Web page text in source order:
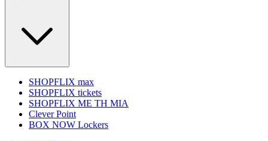
SHOPFLIX max
SHOPFLIX tickets
SHOPFLIX ΜΕ ΤΗ ΜΙΑ
Clever Point
BOX NOW Lockers